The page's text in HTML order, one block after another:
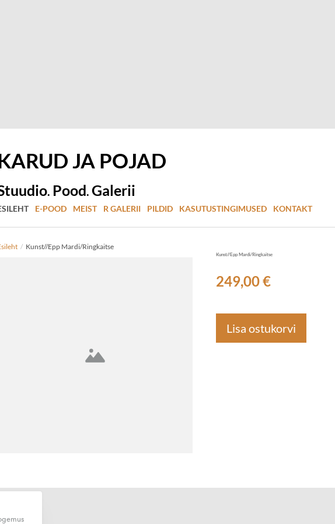
JA POJAD
. Pood. Galerii
E-POOD MEIST R GALERII PILDID KASUTUSTINGIMUSED KONTAKT
/ Kunst//Epp Mardi/Ringkaitse
Kunst//Epp Mardi/Ringkaitse
249,00 €
Lisa ostukorvi